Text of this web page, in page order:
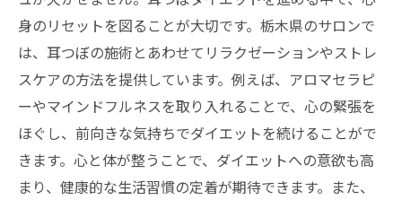
身のリセットを図ることが大切です。栃木県のサロンで
は、耳つぼの施術とあわせてリラクゼーションやストレ
スケアの方法を提供しています。例えば、アロマセラピ
ーやマインドフルネスを取り入れることで、心の緊張を
ほぐし、前向きな気持ちでダイエットを続けることがで
きます。心と体が整うことで、ダイエットへの意欲も高
まり、健康的な生活習慣の定着が期待できます。また、